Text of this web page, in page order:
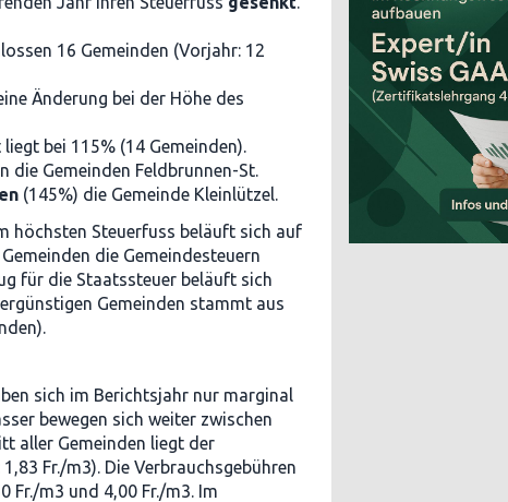
16 Gemeinden (Vorjahr: 12
Änderung bei der Höhe des
bei 115% (14 Gemeinden).
die Gemeinden Feldbrunnen-St.
(145%) die Gemeinde Kleinlützel.
höchsten Steuerfuss beläuft sich auf
die Gemeindesteuern
für die Staatssteuer beläuft sich
Gemeinden stammt aus
sich im Berichtsjahr nur marginal
bewegen sich weiter zwischen
aller Gemeinden liegt der
Fr./m3). Die Verbrauchsgebühren
Fr./m3 und 4,00 Fr./m3. Im